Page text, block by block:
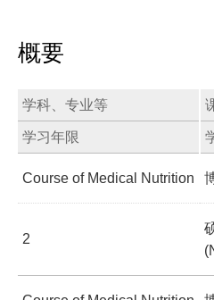
概要
学科、专业等
学习年限
Course of Medical Nutrition
2